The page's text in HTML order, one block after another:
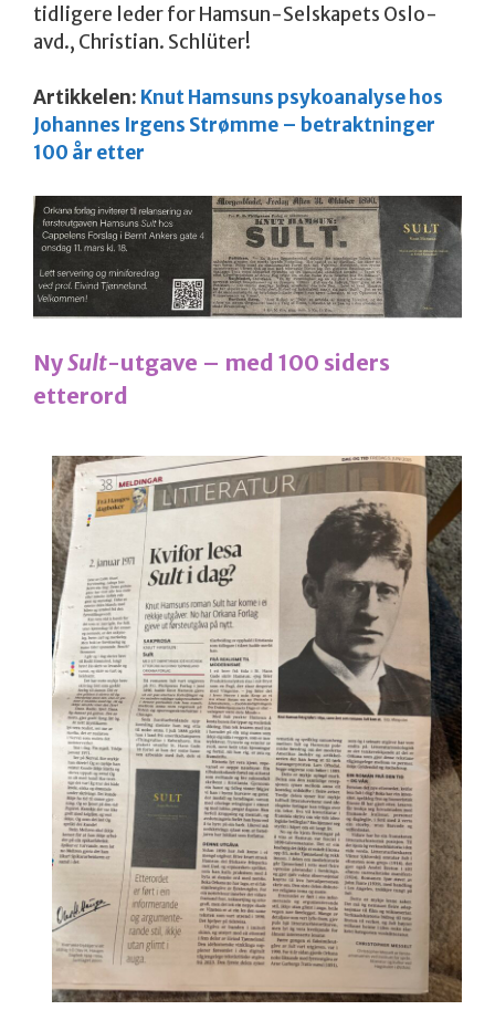
tidligere leder for Hamsun-Selskapets Oslo-
avd., Christian. Schlüter!
Artikkelen: Knut Hamsuns psykoanalyse hos
Johannes Irgens Strømme – betraktninger
100 år etter
NySult-utgave – med 100 siders
etterord